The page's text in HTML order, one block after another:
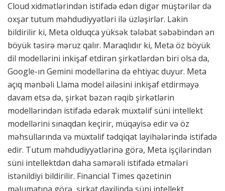
Cloud xidmətlərindən istifadə edən digər müştərilər də
oxşar tutum məhdudiyyətləri ilə üzləşirlər. Lakin
bildirilir ki, Meta olduqca yüksək tələbat səbəbindən ən
böyük təsirə məruz qalır. Maraqlıdır ki, Meta öz böyük
dil modellərini inkişaf etdirən şirkətlərdən biri olsa da,
Google-ın Gemini modellərinə də ehtiyac duyur. Meta
açıq mənbəli Llama model ailəsini inkişaf etdirməyə
davam etsə də, şirkət bəzən rəqib şirkətlərin
modellərindən istifadə edərək müxtəlif süni intellekt
modellərini sınaqdan keçirir, müqayisə edir və öz
məhsullarında və müxtəlif tədqiqat layihələrində istifadə
edir. Tutum məhdudiyyətlərinə görə, Meta işçilərindən
süni intellektdən daha səmərəli istifadə etmələri
istənildiyi bildirilir. Financial Times qəzetinin